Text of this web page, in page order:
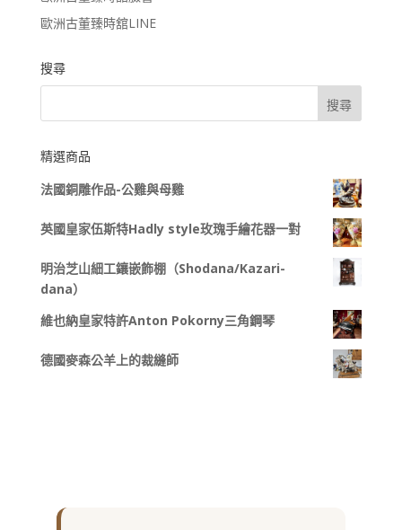
歐洲古董臻時舘LINE
搜尋
精選商品
法國銅雕作品-公雞與母雞
英國皇家伍斯特Hadly style玫瑰手繪花器一對
明治芝山細工鑲嵌飾棚（Shodana/Kazari-
dana）
維也納皇家特許Anton Pokorny三角鋼琴
德國麥森公羊上的裁縫師